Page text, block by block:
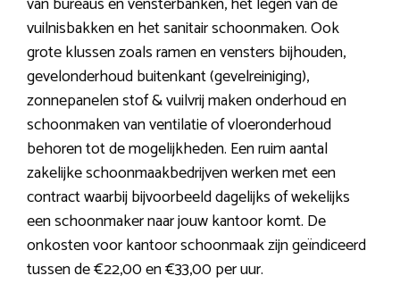
vuilnisbakken en het sanitair schoonmaken. Ook
grote klussen zoals ramen en vensters bijhouden,
gevelonderhoud buitenkant (gevelreiniging),
zonnepanelen stof & vuilvrij maken onderhoud en
schoonmaken van ventilatie of vloeronderhoud
behoren tot de mogelijkheden. Een ruim aantal
zakelijke schoonmaakbedrijven werken met een
contract waarbij bijvoorbeeld dagelijks of wekelijks
een schoonmaker naar jouw kantoor komt. De
onkosten voor kantoor schoonmaak zijn geïndiceerd
tussen de €22,00 en €33,00 per uur.